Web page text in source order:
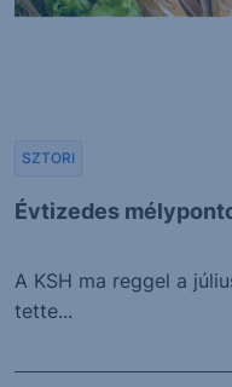
Évtizedes
SZTORI
A KSH ma reggel a
tette...